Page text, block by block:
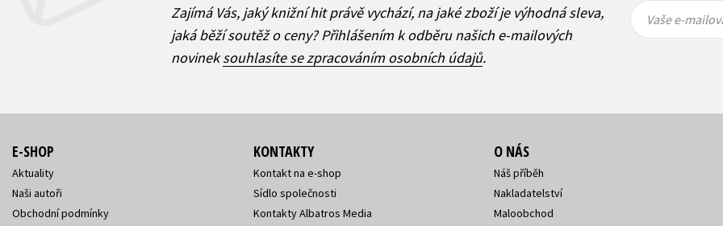
Zajímá Vás, jaký knižní hit právě vychází, na jaké zboží je výhodná sleva,
jaká běží soutěž o ceny? Přihlášením k odběru našich e-mailových
novineksouhlasíte se zpracováním osobních údajů.
mailová
mailová
Vaše e-
E-SHOP
Aktuality
Naši autoři
Obchodní podmínky
KONTAKTY
Kontakt na e-shop
Sídlo společnosti
Kontakty Albatros Media
O NÁS
Náš příběh
Nakladatelství
Maloobchod